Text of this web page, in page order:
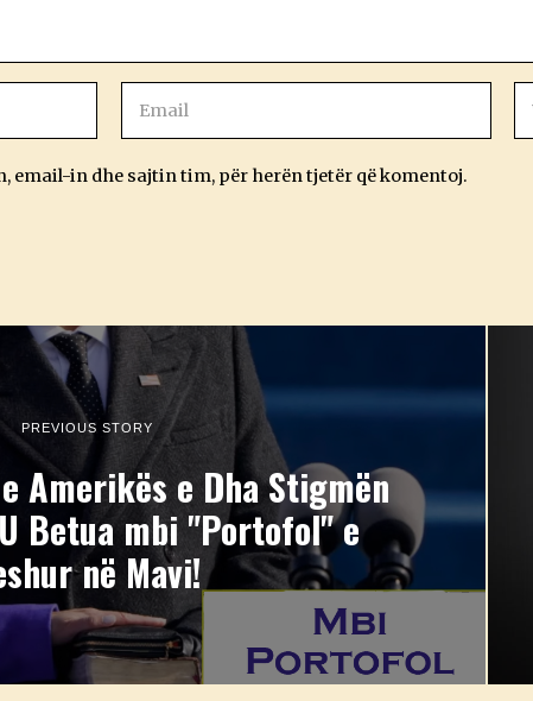
email-in dhe sajtin tim, për herën tjetër që komentoj.
PREVIOUS STORY
Amerikës e Dha Stigmën
Betua mbi "Portofol" e
në Mavi!